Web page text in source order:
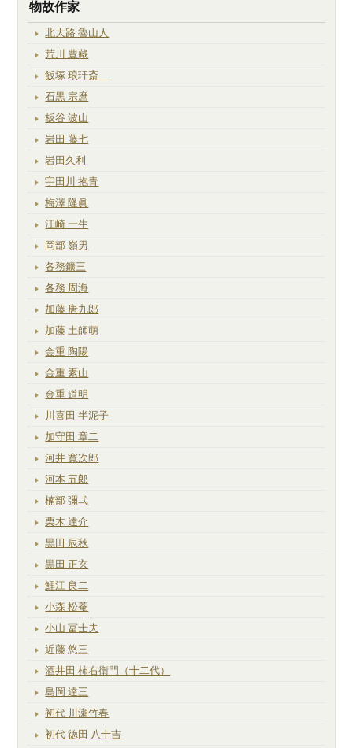
物故作家
北大路 魯山人
荒川 豊藏
飯塚 琅玕斎
石黒 宗麿
板谷 波山
岩田 藤七
岩田久利
宇田川 抱青
梅澤 隆眞
江崎 一生
岡部 嶺男
各務鑛三
各務 周海
加藤 唐九郎
加藤 土師萌
金重 陶陽
金重 素山
金重 道明
川喜田 半泥子
加守田 章二
河井 寛次郎
河本 五郎
楠部 彌弌
栗木 達介
黒田 辰秋
黒田 正玄
鯉江 良二
小森 松菴
小山 冨士夫
近藤 悠三
酒井田 柿右衛門（十二代）
島岡 達三
初代 川瀬竹春
初代 徳田 八十吉